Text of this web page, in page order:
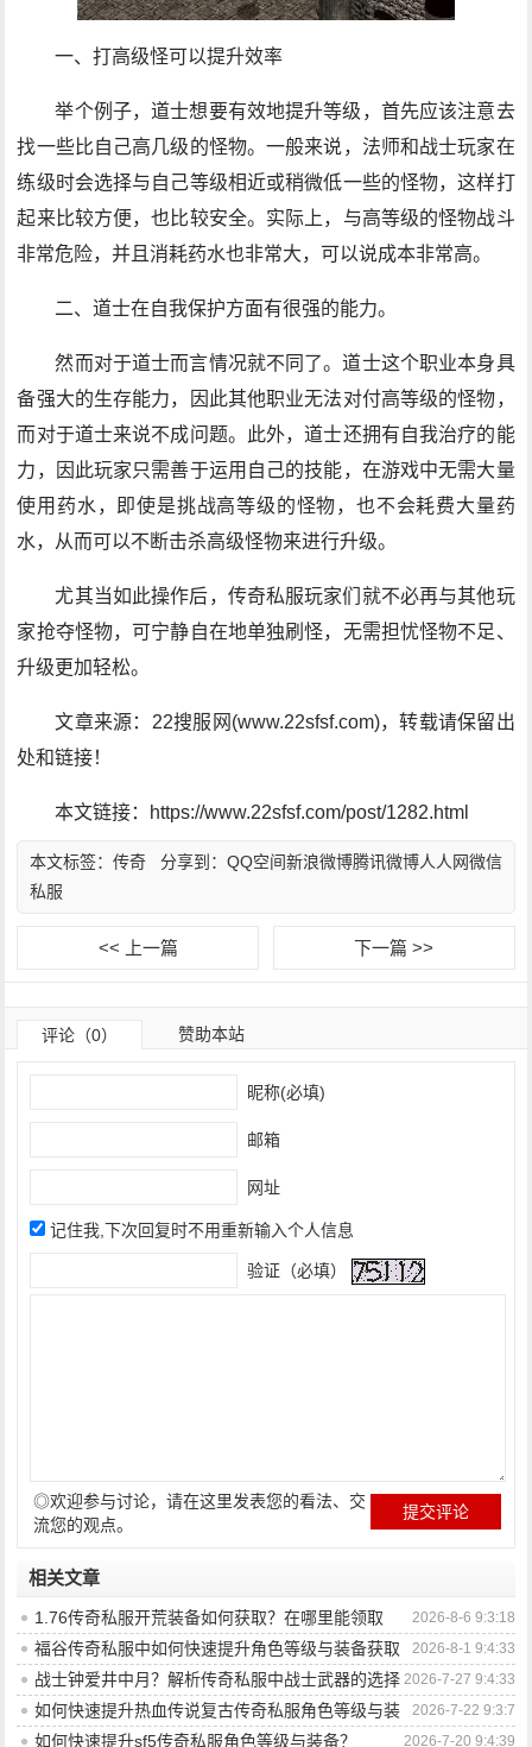
一、打高级怪可以提升效率
举个例子，道士想要有效地提升等级，首先应该注意去
找一些比自己高几级的怪物。一般来说，法师和战士玩家在
练级时会选择与自己等级相近或稍微低一些的怪物，这样打
起来比较方便，也比较安全。实际上，与高等级的怪物战斗
非常危险，并且消耗药水也非常大，可以说成本非常高。
二、道士在自我保护方面有很强的能力。
然而对于道士而言情况就不同了。道士这个职业本身具
备强大的生存能力，因此其他职业无法对付高等级的怪物，
而对于道士来说不成问题。此外，道士还拥有自我治疗的能
力，因此玩家只需善于运用自己的技能，在游戏中无需大量
使用药水，即使是挑战高等级的怪物，也不会耗费大量药
水，从而可以不断击杀高级怪物来进行升级。
尤其当如此操作后，传奇私服玩家们就不必再与其他玩
家抢夺怪物，可宁静自在地单独刷怪，无需担忧怪物不足、
升级更加轻松。
文章来源：22搜服网(www.22sfsf.com)，转载请保留出
处和链接！
本文链接：https://www.22sfsf.com/post/1282.html
分享到： QQ空间新浪微博腾讯微博人人网微信
本文标签：传奇
私服
<< 上一篇 下一篇 >>
评论（0） 赞助本站
昵称(必填)
邮箱
网址
记住我,下次回复时不用重新输入个人信息
验证（必填）
◎欢迎参与讨论，请在这里发表您的看法、交
流您的观点。
相关文章
2026-8-6 9:3:18
1.76传奇私服开荒装备如何获取？在哪里能领取
到？
2026-8-1 9:4:33
福谷传奇私服中如何快速提升角色等级与装备获取
效率？
2026-7-27 9:4:33
战士钟爱井中月？解析传奇私服中战士武器的选择
奥秘
2026-7-22 9:3:7
如何快速提升热血传说复古传奇私服角色等级与装
备战力？
2026-7-20 9:4:39
如何快速提升sf5传奇私服角色等级与装备？